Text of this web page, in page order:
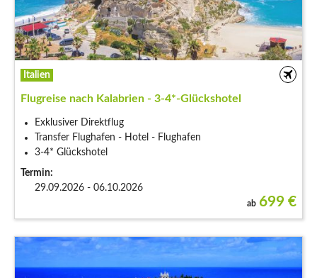
Italien
Flugreise nach Kalabrien - 3-4*-Glückshotel
Exklusiver Direktflug
Transfer Flughafen - Hotel - Flughafen
3-4* Glückshotel
Termin:
29.09.2026 - 06.10.2026
ab 699 €